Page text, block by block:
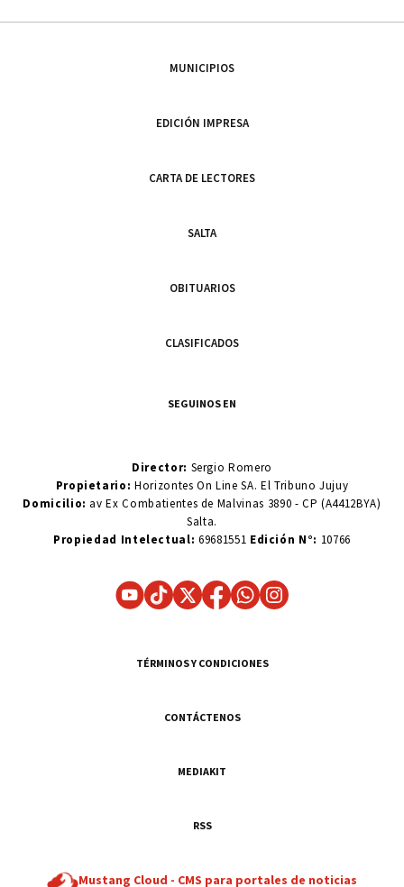
MUNICIPIOS
EDICIÓN IMPRESA
CARTA DE LECTORES
SALTA
OBITUARIOS
CLASIFICADOS
SEGUINOS EN
Director: Sergio Romero
Propietario:Horizontes On Line SA. El Tribuno Jujuy
Domicilio: av Ex Combatientes de Malvinas 3890 - CP (A4412BYA)
Salta.
Propiedad Intelectual: 69681551 Edición N°: 10766
TÉRMINOS Y CONDICIONES
CONTÁCTENOS
MEDIAKIT
RSS
Mustang Cloud - CMS para portales de noticias